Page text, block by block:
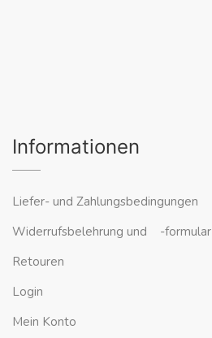
Informationen
Liefer- und Zahlungsbedingungen
Widerrufsbelehrung und -formular
Retouren
Login
Mein Konto